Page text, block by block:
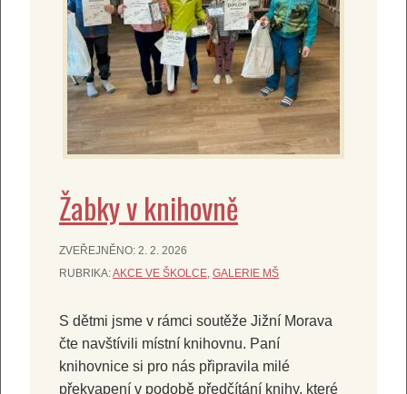
Žabky v knihovně
ZVEŘEJNĚNO: 2. 2. 2026
RUBRIKA:AKCE VE ŠKOLCE, GALERIE MŠ
S dětmi jsme v rámci soutěže Jižní Morava
čte navštívili místní knihovnu. Paní
knihovnice si pro nás připravila milé
překvapení v podobě předčítání knihy, které